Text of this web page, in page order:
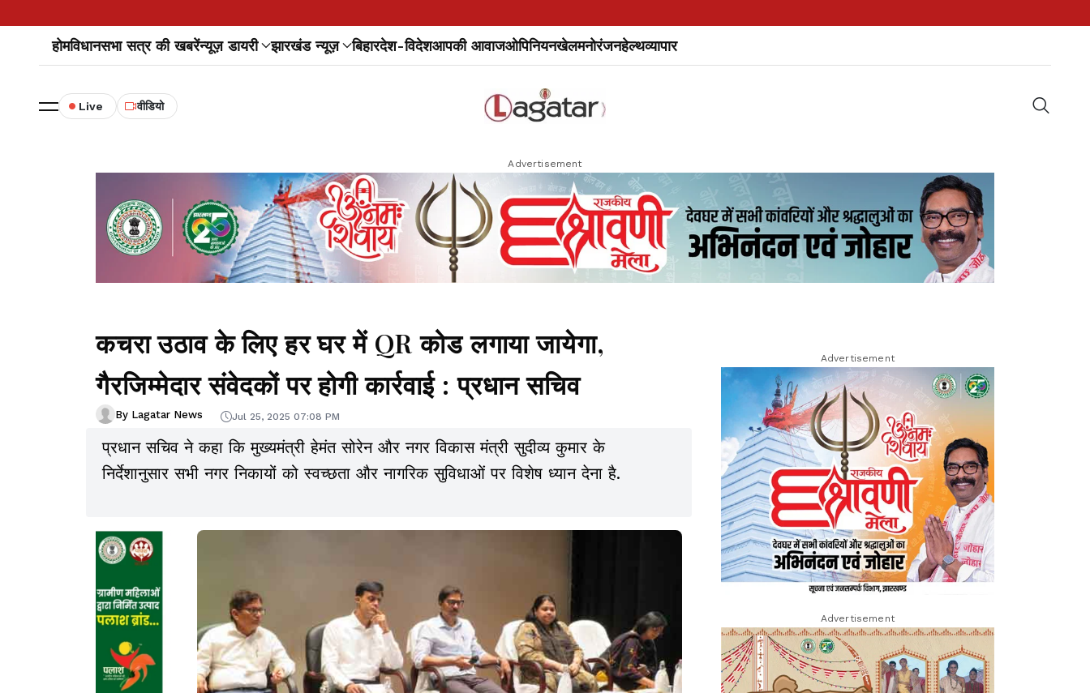
होमविधानसभा सत्र की खबरेंन्यूज़ डायरी झारखंड न्यूज़ बिहारदेश-विदेशआपकी आवाजओपिनियनखेलमनोरंजनहेल्थव्यापार
Live वीडियो
Advertisement
कचरा उठाव के लिए हर घर में QR कोड लगाया जायेगा,
गैरजिम्मेदार संवेदकों पर होगी कार्रवाई : प्रधान सचिव
By Lagatar News Jul 25, 2025 07:08 PM
प्रधान सचिव ने कहा कि मुख्यमंत्री हेमंत सोरेन और नगर विकास मंत्री सुदीव्य कुमार के
निर्देशानुसार सभी नगर निकायों को स्वच्छता और नागरिक सुविधाओं पर विशेष ध्यान देना है.
Advertisement
Advertisement